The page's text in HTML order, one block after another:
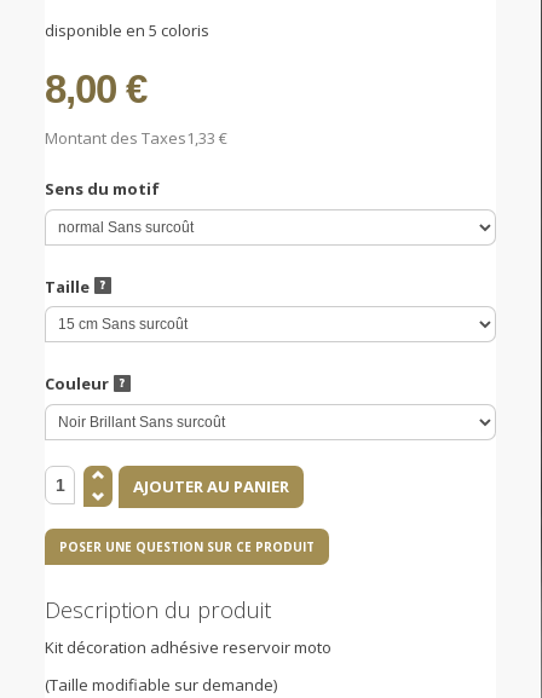
disponible en 5 coloris
8,00 €
Montant des Taxes1,33 €
Sens du motif
Taille
Couleur
POSER UNE QUESTION SUR CE PRODUIT
Description du produit
Kit décoration adhésive reservoir moto
(Taille modifiable sur demande)